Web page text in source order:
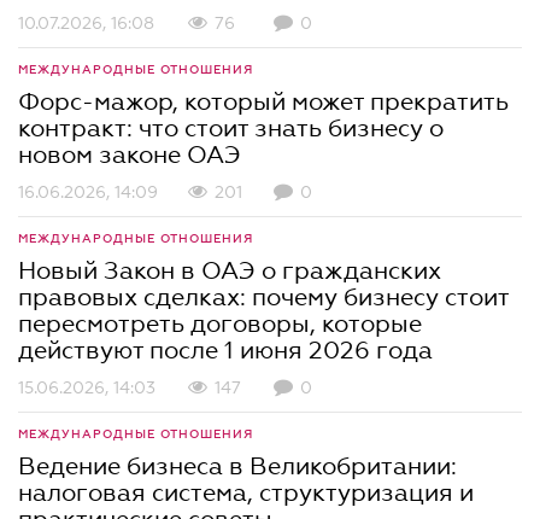
10.07.2026, 16:08 76 0
МЕЖДУНАРОДНЫЕ ОТНОШЕНИЯ
Форс-мажор, который может прекратить
контракт: что стоит знать бизнесу о
новом законе ОАЭ
16.06.2026, 14:09 201 0
МЕЖДУНАРОДНЫЕ ОТНОШЕНИЯ
Новый Закон в ОАЭ о гражданских
правовых сделках: почему бизнесу стоит
пересмотреть договоры, которые
действуют после 1 июня 2026 года
15.06.2026, 14:03 147 0
МЕЖДУНАРОДНЫЕ ОТНОШЕНИЯ
Ведение бизнеса в Великобритании:
налоговая система, структуризация и